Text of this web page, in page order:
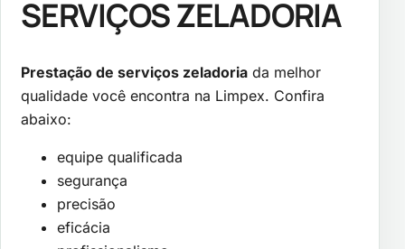
SERVIÇOS ZELADORIA
Prestação de serviços zeladoria da melhor
qualidade você encontra na Limpex. Confira
abaixo:
equipe qualificada
segurança
precisão
eficácia